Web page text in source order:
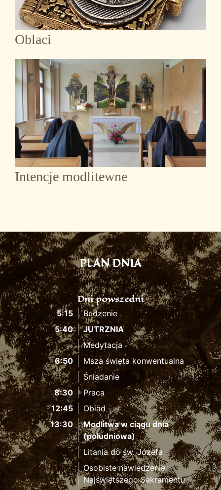
Oblaci
Intencje modlitewne
PLAN DNIA
Dni powszedni
5:15
Budzenie
5:40
JUTRZNIA
Medytacja
6:50
Msza święta konwentualna
Śniadanie
8:30
Praca
12:45
Obiad
13:30
Modlitwa w ciągu dnia
(południowa)
Litania do św. Józefa
Osobiste nawiedzenie
Najświętszego Sakramentu